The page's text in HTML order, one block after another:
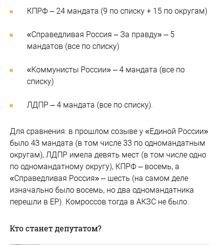
КПРФ – 24 мандата (9 по списку + 15 по округам)
«Справедливая Россия – За правду» – 5
мандатов (все по списку)
«Коммунисты России» – 4 мандата (все по
списку)
ЛДПР – 4 мандата (все по списку).
Для сравнения: в прошлом созыве у «Единой России»
было 43 мандата (в том числе 33 по одномандатным
округам), ЛДПР имела девять мест (в том числе одно
по одномандатному округу), КПРФ – восемь, а
«Справедливая Россия» – шесть (на самом деле
изначально было восемь, но два одномандатника
перешли в ЕР). Комроссов тогда в АКЗС не было.
Кто станет депутатом?